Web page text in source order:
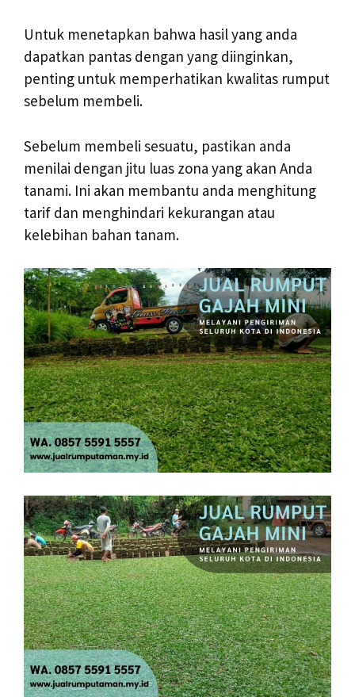
Untuk menetapkan bahwa hasil yang anda
dapatkan pantas dengan yang diinginkan,
penting untuk memperhatikan kwalitas rumput
sebelum membeli.
Sebelum membeli sesuatu, pastikan anda
menilai dengan jitu luas zona yang akan Anda
tanami. Ini akan membantu anda menghitung
tarif dan menghindari kekurangan atau
kelebihan bahan tanam.